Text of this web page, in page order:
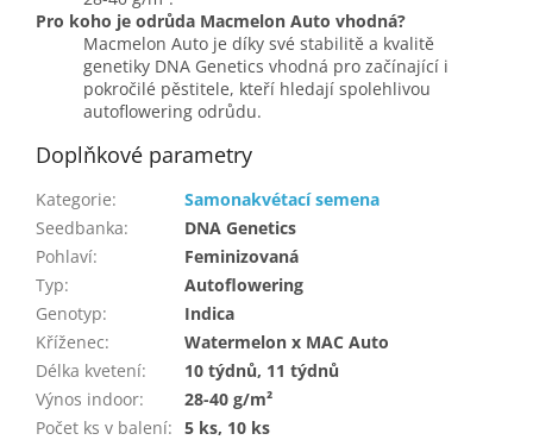
Pro koho je odrůda Macmelon Auto vhodná?
Macmelon Auto je díky své stabilitě a kvalitě
genetiky DNA Genetics vhodná pro začínající i
pokročilé pěstitele, kteří hledají spolehlivou
autoflowering odrůdu.
Doplňkové parametry
Kategorie:
Samonakvétací semena
Seedbanka:
DNA Genetics
Pohlaví:
Feminizovaná
Typ:
Autoflowering
Genotyp:
Indica
Kříženec:
Watermelon x MAC Auto
Délka kvetení:
10 týdnů, 11 týdnů
Výnos indoor:
28-40 g/m²
Počet ks v balení: 5 ks, 10 ks